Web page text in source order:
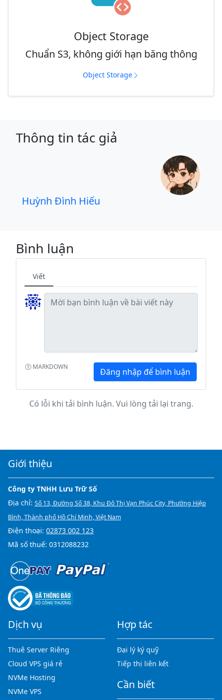
Object Storage
Chuẩn S3, không giới hạn băng thông
Object Storage
Thông tin tác giả
Huỳnh Đình Hiếu
Bình luận
Viết
MARKDOWN Đăng nhập để bình luận
Có lỗi khi tải bình luận. Vui lòng tải lại trang.
Giới thiệu
Công ty TNHH Lưu Trữ Số
Địa chỉ: Số 13, Đường Số 38, Khu Đô Thị Vạn Phúc City, Phường Hiệp
Bình, Thành phố Hồ Chí Minh, Việt Nam
Điện thoại: 02873 002 123
Mã số thuế: 0312088232
Dịch vụ
Thuê Server Riêng
Cloud VPS giá rẻ
NVMe Hosting
NVMe VPS
Hợp tác
Đại lý ký quỹ
Tiếp thị liên kết
Cần biết